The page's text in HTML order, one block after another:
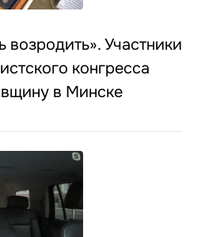
Участники
конгресса
в Минске